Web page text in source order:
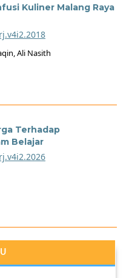
Kuliner Malang Raya
Ali Nasith
Terhadap
Belajar